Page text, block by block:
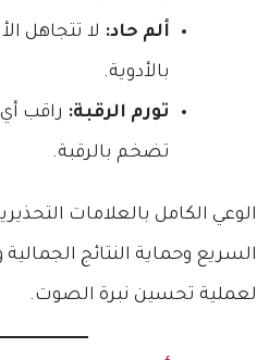
ألم حاد: لا تتجاهل
بالأدوية.
تورم الرقبة: راقب
تضخم بالرقبة.
الوعي الكامل بالعلامات
السريع وحماية النتائج الجمالية
لعملية تحسين نبرة الصوت.